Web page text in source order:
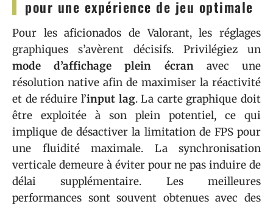
pour une expérience de jeu optimale
Pour les aficionados de Valorant, les réglages
graphiques s’avèrent décisifs. Privilégiez un
mode d’affichage plein écranavec une
résolution native afin de maximiser la réactivité
et de réduire l’input lag. La carte graphique doit
être exploitée à son plein potentiel, ce qui
implique de désactiver la limitation de FPS pour
une fluidité maximale. La synchronisation
verticale demeure à éviter pour ne pas induire de
délai supplémentaire. Les meilleures
performances sont souvent obtenues avec des